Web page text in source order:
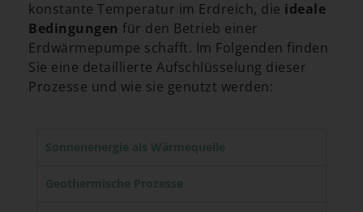
konstante Temperatur im Erdreich, die ideale
Bedingungen für den Betrieb einer
Erdwärmepumpe schafft. Im Folgenden finden
Sie eine detaillierte Aufschlüsselung dieser
Prozesse und wie sie genutzt werden:
Sonnenenergie als Wärmequelle
Geothermische Prozesse